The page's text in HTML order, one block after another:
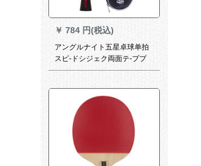
￥ 784 円(税込)
アングルナイト五星卓球单拍
スピ-ドシジェク両面テ-ププ
ロ-ル状のブロークをF 3215に